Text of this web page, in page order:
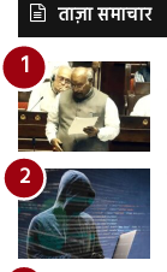
ताज़ा समाचार